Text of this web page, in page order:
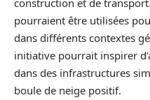
pourraient être utilisées
dans différents contextes
initiative pourrait inspirer
dans des infrastructures
boule de neige positif.